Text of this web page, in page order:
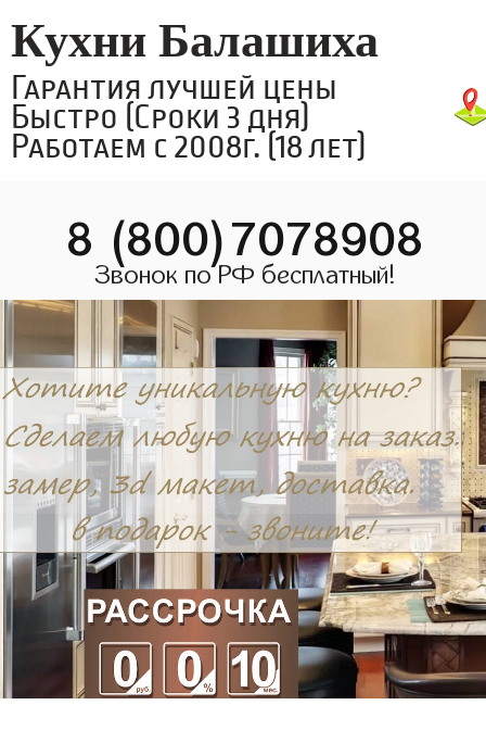
Кухни Балашиха
Гарантия лучшей цены
Быстро (Сроки 3 дня)
Работаем с 2008г. (18 лет)
8 (800)7078908
Звонок по РФ бесплатный!